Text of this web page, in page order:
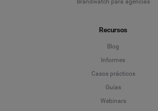
Brandwatch para agencias
Recursos
Blog
Informes
Casos prácticos
Guías
Webinars